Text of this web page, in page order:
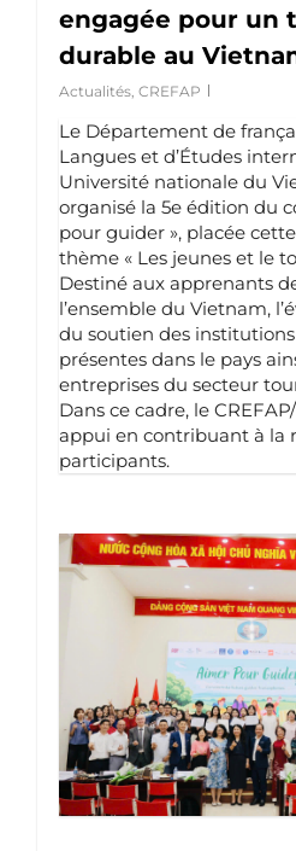
engagée pour un
durable au
Actualités, CREFAP
Le Département de
Langues et d’Études
Université nationale du
organisé la 5e édition du
pour guider », placée
thème « Les jeunes et le
Destiné aux apprenants
l’ensemble du Vietnam,
du soutien des
présentes dans le pays
entreprises du secteur
Dans ce cadre, le
appui en contribuant à la
participants.